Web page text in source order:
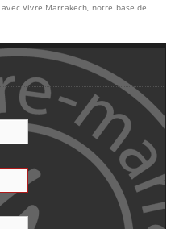
Vivre Marrakech, notre base de